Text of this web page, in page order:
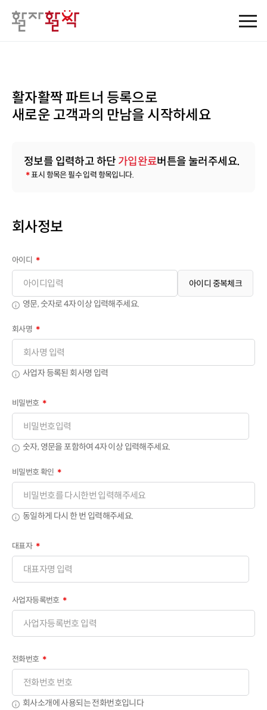
활자활짝 파트너 등록으로
새로운 고객과의 만남을 시작하세요
정보를 입력하고 하단 가입완료버튼을 눌러주세요.
＊표시 항목은 필수 입력 항목입니다.
회사정보
아이디 ＊
아이디 중복체크
영문, 숫자로 4자 이상 입력해주세요.
회사명 ＊
사업자 등록된 회사명 입력
비밀번호 ＊
숫자, 영문을 포함하여 4자 이상 입력해주세요.
비밀번호 확인 ＊
동일하게 다시 한 번 입력해주세요.
대표자 ＊
사업자등록번호 ＊
전화번호 ＊
회사소개에 사용되는 전화번호입니다